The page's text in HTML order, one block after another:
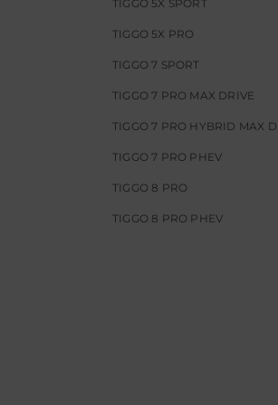
TIGGO 5X SPORT
TIGGO 5X PRO
TIGGO 7 SPORT
TIGGO 7 PRO MAX DRIVE
TIGGO 7 PRO HYBRID MAX
TIGGO 7 PRO PHEV
TIGGO 8 PRO
TIGGO 8 PRO PHEV